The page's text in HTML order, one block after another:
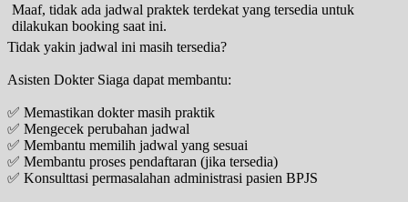
Maaf, tidak ada jadwal praktek terdekat yang tersedia untuk
dilakukan booking saat ini.
Tidak yakin jadwal ini masih tersedia?
Asisten Dokter Siaga dapat membantu:
✅ Memastikan dokter masih praktik
✅ Mengecek perubahan jadwal
✅ Membantu memilih jadwal yang sesuai
✅ Membantu proses pendaftaran (jika tersedia)
✅ Konsulttasi permasalahan administrasi pasien BPJS